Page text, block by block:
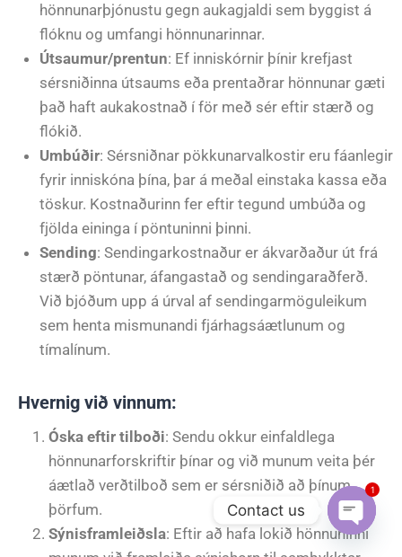
hönnunarþjónustu gegn aukagjaldi sem byggist á
flóknu og umfangi hönnunarinnar.
Útsaumur/prentun: Ef inniskórnir þínir krefjast
sérsniðinna útsaums eða prentaðrar hönnunar gæti
það haft aukakostnað í för með sér eftir stærð og
flókið.
Umbúðir: Sérsniðnar pökkunarvalkostir eru fáanlegir
fyrir inniskóna þína, þar á meðal einstaka kassa eða
töskur. Kostnaðurinn fer eftir tegund umbúða og
fjölda eininga í pöntuninni þinni.
Sending: Sendingarkostnaður er ákvarðaður út frá
stærð pöntunar, áfangastað og sendingaraðferð.
Við bjóðum upp á úrval af sendingarmöguleikum
sem henta mismunandi fjárhagsáætlunum og
tímalínum.
Hvernig við vinnum:
Óska eftir tilboði: Sendu okkur einfaldlega
hönnunarforskriftir þínar og við munum veita þér
áætlað verðtilboð sem er sérsniðið að þínum
þörfum.
Sýnisframleiðsla: Eftir að hafa lokið hönnuninni
Contact us
1